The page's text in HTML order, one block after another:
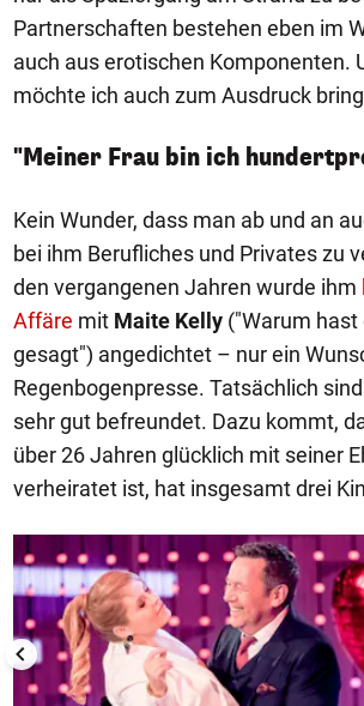
Partnerschaften bestehen eben im
auch aus erotischen Komponenten.
möchte ich auch zum Ausdruck
"Meiner Frau bin ich
Kein Wunder, dass man ab und an
bei ihm Berufliches und Privates zu
den vergangenen Jahren wurde ihm
Affäre mit Maite Kelly ("Warum hast
gesagt") angedichtet – nur ein
Regenbogenpresse. Tatsächlich
sehr gut befreundet. Dazu kommt,
über 26 Jahren glücklich mit seiner
verheiratet ist, hat insgesamt drei
1/16